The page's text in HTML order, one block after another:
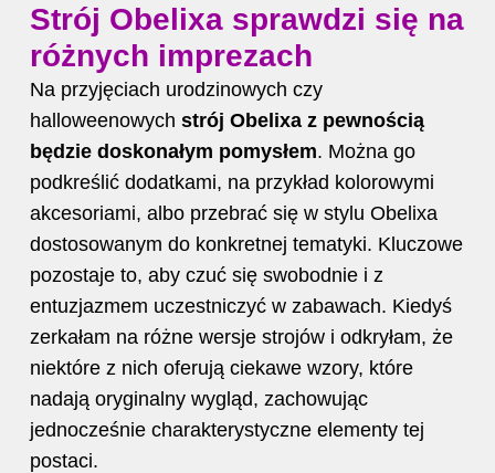
Strój Obelixa sprawdzi się na
różnych imprezach
Na przyjęciach urodzinowych czy
halloweenowych strój Obelixa z pewnością
będzie doskonałym pomysłem. Można go
podkreślić dodatkami, na przykład kolorowymi
akcesoriami, albo przebrać się w stylu Obelixa
dostosowanym do konkretnej tematyki. Kluczowe
pozostaje to, aby czuć się swobodnie i z
entuzjazmem uczestniczyć w zabawach. Kiedyś
zerkałam na różne wersje strojów i odkryłam, że
niektóre z nich oferują ciekawe wzory, które
nadają oryginalny wygląd, zachowując
jednocześnie charakterystyczne elementy tej
postaci.